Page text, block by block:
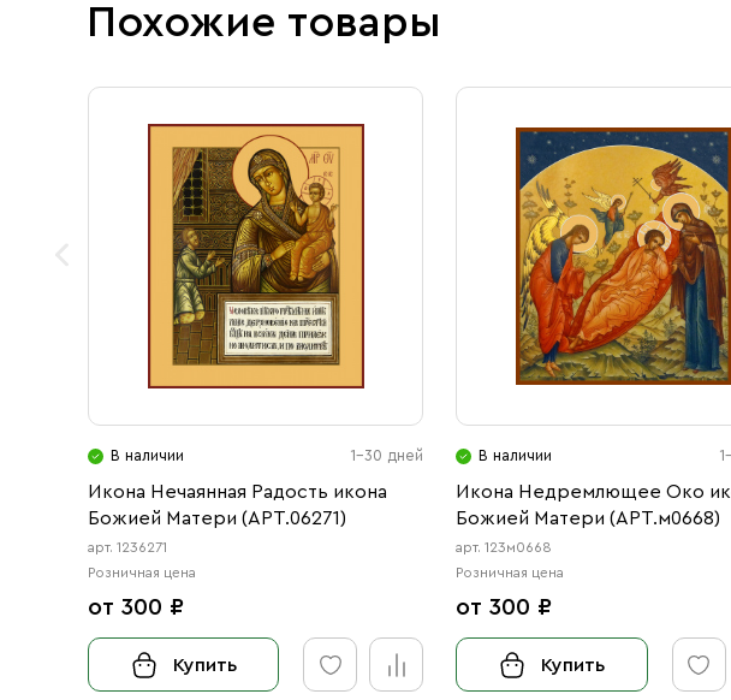
Похожие товары
В наличии 1-30 дней
Икона Нечаянная Радость икона
Божией Матери (АРТ.06271)
арт. 1236271
Розничная цена
от 300 ₽
Купить
В наличии
Икона Недремлющее Око
Божией Матери (АРТ.м0668)
арт. 123м0668
Розничная цена
от 300 ₽
Купить